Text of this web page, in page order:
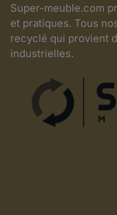
Super-meuble.com
et pratiques. Tous
recyclé qui provient
industrielles.